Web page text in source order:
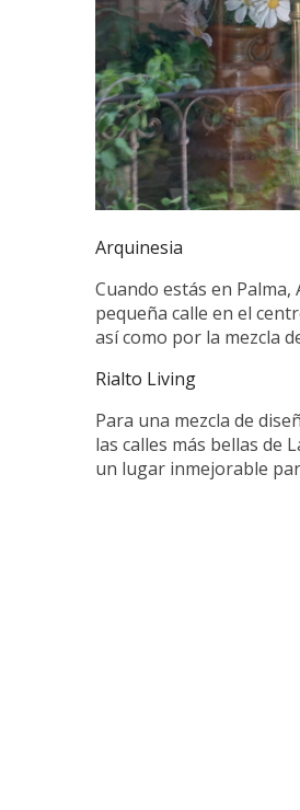
Arquinesia
Cuando estás en
pequeña calle en el
así como por la mezcla
Rialto Living
Para una mezcla de
las calles más bellas de
un lugar inmejorable